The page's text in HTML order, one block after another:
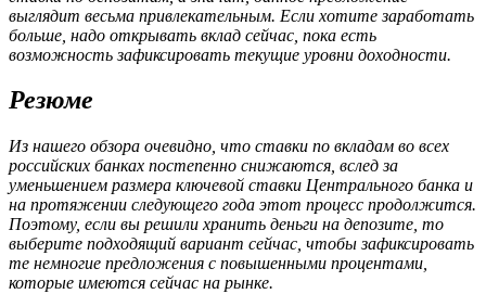
выглядит весьма привлекательным. Если хотите заработать
больше, надо открывать вклад сейчас, пока есть
возможность зафиксировать текущие уровни доходности.
Резюме
Из нашего обзора очевидно, что ставки по вкладам во всех
российских банках постепенно снижаются, вслед за
уменьшением размера ключевой ставки Центрального банка и
на протяжении следующего года этот процесс продолжится.
Поэтому, если вы решили хранить деньги на депозите, то
выберите подходящий вариант сейчас, чтобы зафиксировать
те немногие предложения с повышенными процентами,
которые имеются сейчас на рынке.